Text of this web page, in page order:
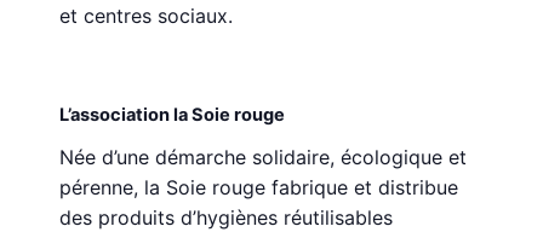
et centres sociaux.
L’association la Soie rouge
Née d’une démarche solidaire, écologique et
pérenne, la Soie rouge fabrique et distribue
des produits d’hygiènes réutilisables